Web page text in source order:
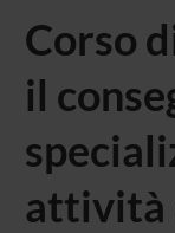
Corso
il
attività